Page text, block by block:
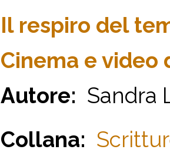
Il respiro del
Cinema e video
Autore: Sandra
Collana: